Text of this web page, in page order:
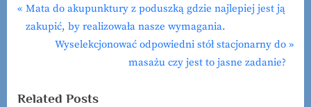
Nawigacja
wpisu
P
r
o
Mata do akupunktury z poduszką gdzie najlepiej jest ją
zakupić, by realizowała nasze wymagania.
N
t
Wyselekcjonować odpowiedni stół stacjonarny do
masażu czy jest to jasne zadanie?
Related Posts